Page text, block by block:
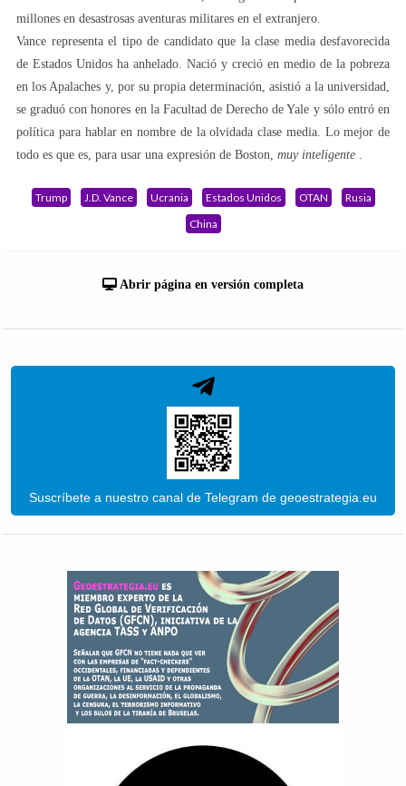
millones en desastrosas aventuras militares en el extranjero.
Vance representa el tipo de candidato que la clase media desfavorecida
de Estados Unidos ha anhelado. Nació y creció en medio de la pobreza
en los Apalaches y, por su propia determinación, asistió a la universidad,
se graduó con honores en la Facultad de Derecho de Yale y sólo entró en
política para hablar en nombre de la olvidada clase media. Lo mejor de
todo es que es, para usar una expresión de Boston, muy inteligente .
Trump J.D. Vance Ucrania Estados Unidos OTAN
Rusia
China
Abrir página en versión completa
Suscríbete a nuestro canal de Telegram de geoestrategia.eu